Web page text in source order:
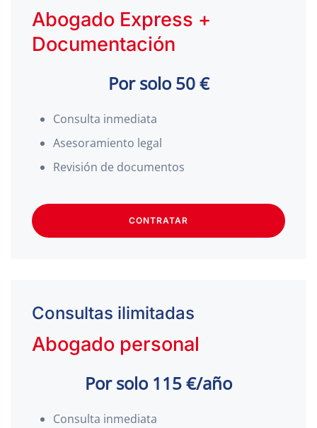
Abogado Express +
Documentación
Por solo 50 €
Consulta inmediata
Asesoramiento legal
Revisión de documentos
CONTRATAR
Consultas ilimitadas
Abogado personal
Por solo 115 €/año
Consulta inmediata